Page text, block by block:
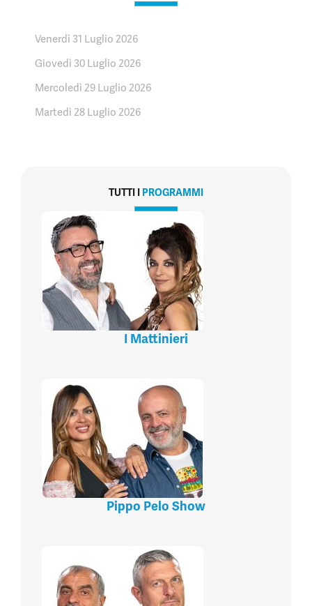
Venerdì 31 Luglio 2026
Giovedì 30 Luglio 2026
Mercoledì 29 Luglio 2026
Martedì 28 Luglio 2026
TUTTI I PROGRAMMI
I Mattinieri
Pippo Pelo Show